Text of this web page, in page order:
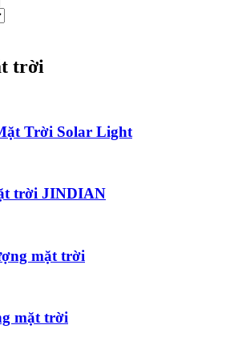
trời
Trời Solar Light
trời JINDIAN
mặt trời
mặt trời